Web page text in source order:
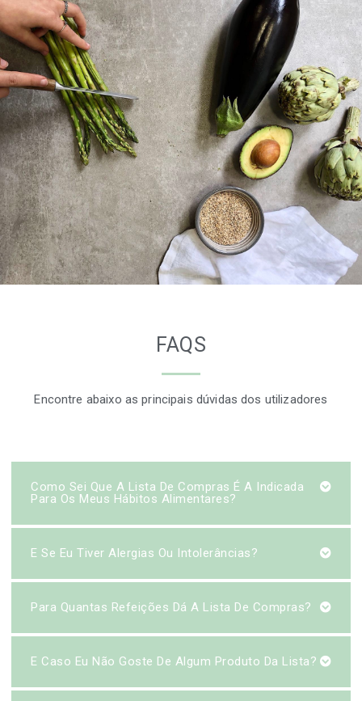
FAQS
Encontre abaixo as principais dúvidas dos utilizadores
Como Sei Que A Lista De Compras É A Indicada
Para Os Meus Hábitos Alimentares?
E Se Eu Tiver Alergias Ou Intolerâncias?
Para Quantas Refeições Dá A Lista De Compras?
E Caso Eu Não Goste De Algum Produto Da Lista?